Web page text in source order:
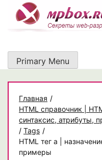
content
Primary Menu
Главная /
HTML справочник |
синтаксис, атрибуты,
/ Tags /
HTML тег a |
примеры